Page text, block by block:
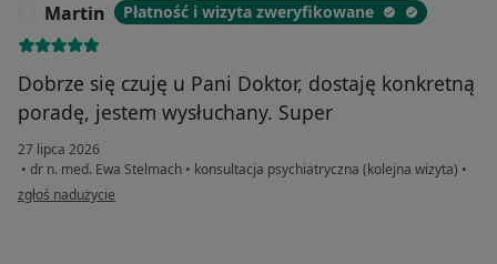
Martin Płatność i wizyta zweryfikowane
Dobrze się czuję u Pani Doktor, dostaję konkretną
poradę, jestem wysłuchany. Super
27 lipca 2026
• dr n. med. Ewa Stelmach • konsultacja psychiatryczna (kolejna wizyta) •
w opinii użytkownika Martin
zgłoś nadużycie